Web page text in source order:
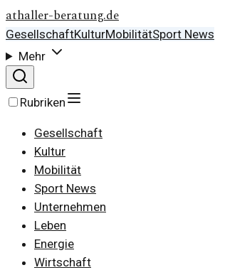
athaller-beratung.de
GesellschaftKulturMobilitätSport News
Mehr
Rubriken
Gesellschaft
Kultur
Mobilität
Sport News
Unternehmen
Leben
Energie
Wirtschaft